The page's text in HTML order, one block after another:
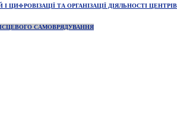
ТА ОРГАНІЗАЦІЇ ДІЯЛЬНОСТІ
САМОВРЯДУВАННЯ